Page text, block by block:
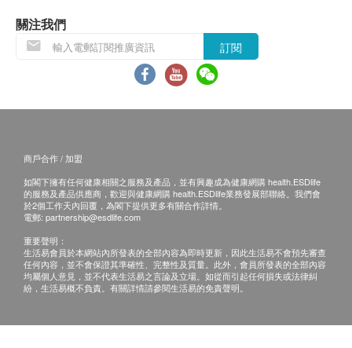
HK$
總前列腺特異抗原 - 癌症指標
助早期發現前列腺癌，可配合超聲波檢查更全面，指數高需進
B. 國內客戶或海外客人
(1) 親身聽取報告：親身或授權親友前往本中心
(2) 電話講解報告：親身或授權親友自取報告
自取報告時間：
星期一至五︰上午9時至下午5時
星期六︰上午9時至下午1時
備註
客人必須於預約當天出示身份證明文件及列印訂購
訂購一經確認，不可更改已訂購之檢查項目或退
關注我們
訂閱
商戶合作 / 加盟
如閣下擁有任何健康相關之服務及產品，並有興趣成為健康網購 health.ESDlife
的服務及產品供應商，歡迎與健康網購 health.ESDlife業務發展部聯絡。我們會
於2個工作天內回覆，為閣下提供更多有關合作詳情。
電郵: partnership@esdlife.com
重要聲明：
生活易會員於本網站內所發表的全部內容為即時更新，因此生活易不會預先審查
任何內容，並不會保證其準確性、完整性及質量。此外，會員所發表的全部內容
均屬個人意見，並不代表生活易之言論及立場。如從而引起任何損失或法律糾
紛，生活易概不負責。有關詳情請參閱生活易的免責聲明。